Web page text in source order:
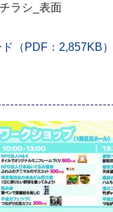
ラシ_表面
（PDF：2,857KB）